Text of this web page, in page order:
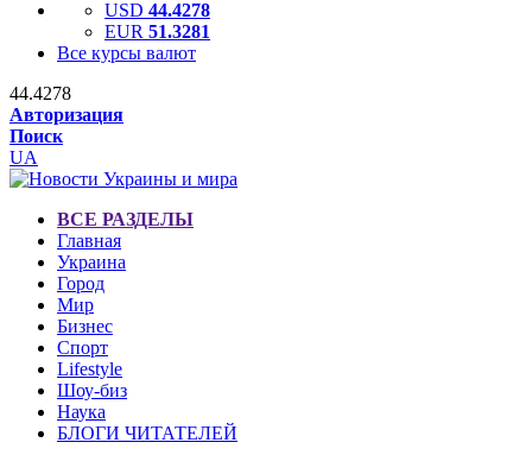
USD 44.4278
EUR 51.3281
Все курсы валют
44.4278
Авторизация
Поиск
UA
ВСЕ РАЗДЕЛЫ
Главная
Украина
Город
Мир
Бизнес
Спорт
Lifestyle
Шоу-биз
Наука
БЛОГИ ЧИТАТЕЛЕЙ